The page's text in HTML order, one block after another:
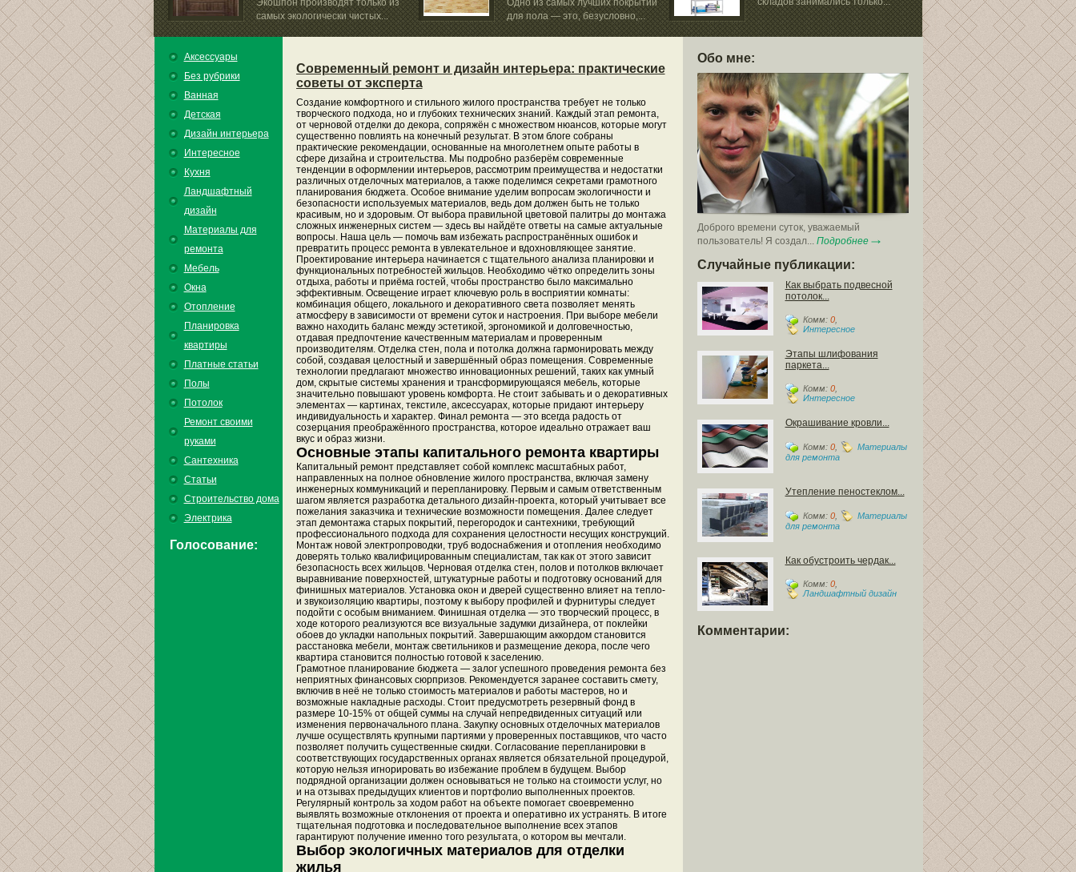
Экошпон производят только из
самых экологически чистых...
Одно из самых лучших покрытий
для пола — это, безусловно,...
Аксессуары
Без рубрики
Ванная
Детская
Дизайн интерьера
Интересное
Кухня
Ландшафтный
дизайн
Материалы для
ремонта
Мебель
Окна
Отопление
Планировка
квартиры
Платные статьи
Полы
Потолок
Ремонт своими
руками
Сантехника
Статьи
Строительство дома
Электрика
Голосование:
Обо мне:
Доброго времени суток, уважаемый
пользователь! Я создал... Подробнее
Случайные публикации:
Как выбрать подвесной
потолок...
Комм: 0,
Интересное
Этапы шлифования
паркета...
Комм: 0,
Интересное
Окрашивание кровли...
Комм: 0,
Материалы
для ремонта
Утепление пеностеклом...
Комм: 0,
Материалы
для ремонта
Как обустроить чердак...
Комм: 0,
Ландшафтный дизайн
Комментарии:
Современный ремонт и дизайн интерьера: практические
советы от эксперта
Создание комфортного и стильного жилого пространства требует не только
творческого подхода, но и глубоких технических знаний. Каждый этап ремонта,
от черновой отделки до декора, сопряжён с множеством нюансов, которые могут
существенно повлиять на конечный результат. В этом блоге собраны
практические рекомендации, основанные на многолетнем опыте работы в
сфере дизайна и строительства. Мы подробно разберём современные
тенденции в оформлении интерьеров, рассмотрим преимущества и недостатки
различных отделочных материалов, а также поделимся секретами грамотного
планирования бюджета. Особое внимание уделим вопросам экологичности и
безопасности используемых материалов, ведь дом должен быть не только
красивым, но и здоровым. От выбора правильной цветовой палитры до монтажа
сложных инженерных систем — здесь вы найдёте ответы на самые актуальные
вопросы. Наша цель — помочь вам избежать распространённых ошибок и
превратить процесс ремонта в увлекательное и вдохновляющее занятие.
Проектирование интерьера начинается с тщательного анализа планировки и
функциональных потребностей жильцов. Необходимо чётко определить зоны
отдыха, работы и приёма гостей, чтобы пространство было максимально
эффективным. Освещение играет ключевую роль в восприятии комнаты:
комбинация общего, локального и декоративного света позволяет менять
атмосферу в зависимости от времени суток и настроения. При выборе мебели
важно находить баланс между эстетикой, эргономикой и долговечностью,
отдавая предпочтение качественным материалам и проверенным
производителям. Отделка стен, пола и потолка должна гармонировать между
собой, создавая целостный и завершённый образ помещения. Современные
технологии предлагают множество инновационных решений, таких как умный
дом, скрытые системы хранения и трансформирующаяся мебель, которые
значительно повышают уровень комфорта. Не стоит забывать и о декоративных
элементах — картинах, текстиле, аксессуарах, которые придают интерьеру
индивидуальность и характер. Финал ремонта — это всегда радость от
созерцания преображённого пространства, которое идеально отражает ваш
вкус и образ жизни.
Основные этапы капитального ремонта квартиры
Капитальный ремонт представляет собой комплекс масштабных работ,
направленных на полное обновление жилого пространства, включая замену
инженерных коммуникаций и перепланировку. Первым и самым ответственным
шагом является разработка детального дизайн-проекта, который учитывает все
пожелания заказчика и технические возможности помещения. Далее следует
этап демонтажа старых покрытий, перегородок и сантехники, требующий
профессионального подхода для сохранения целостности несущих конструкций.
Монтаж новой электропроводки, труб водоснабжения и отопления необходимо
доверять только квалифицированным специалистам, так как от этого зависит
безопасность всех жильцов. Черновая отделка стен, полов и потолков включает
выравнивание поверхностей, штукатурные работы и подготовку оснований для
финишных материалов. Установка окон и дверей существенно влияет на тепло-
и звукоизоляцию квартиры, поэтому к выбору профилей и фурнитуры следует
подойти с особым вниманием. Финишная отделка — это творческий процесс, в
ходе которого реализуются все визуальные задумки дизайнера, от поклейки
обоев до укладки напольных покрытий. Завершающим аккордом становится
расстановка мебели, монтаж светильников и размещение декора, после чего
квартира становится полностью готовой к заселению.
Грамотное планирование бюджета — залог успешного проведения ремонта без
неприятных финансовых сюрпризов. Рекомендуется заранее составить смету,
включив в неё не только стоимость материалов и работы мастеров, но и
возможные накладные расходы. Стоит предусмотреть резервный фонд в
размере 10-15% от общей суммы на случай непредвиденных ситуаций или
изменения первоначального плана. Закупку основных отделочных материалов
лучше осуществлять крупными партиями у проверенных поставщиков, что часто
позволяет получить существенные скидки. Согласование перепланировки в
соответствующих государственных органах является обязательной процедурой,
которую нельзя игнорировать во избежание проблем в будущем. Выбор
подрядной организации должен основываться не только на стоимости услуг, но
и на отзывах предыдущих клиентов и портфолио выполненных проектов.
Регулярный контроль за ходом работ на объекте помогает своевременно
выявлять возможные отклонения от проекта и оперативно их устранять. В итоге
тщательная подготовка и последовательное выполнение всех этапов
гарантируют получение именно того результата, о котором вы мечтали.
Выбор экологичных материалов для отделки
жилья